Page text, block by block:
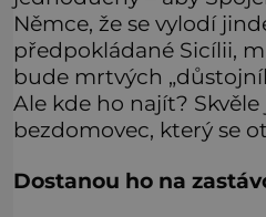
Němce, že se vylodí
předpokládané Sicílii,
bude mrtvých
Ale kde ho najít?
bezdomovec, který se
Dostanou ho na